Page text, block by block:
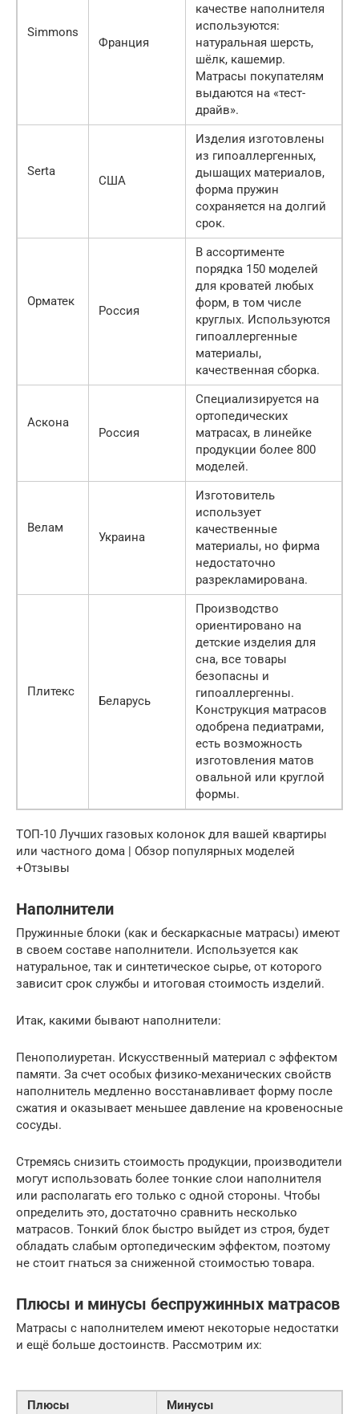
Simmons
Франция
качестве наполнителя
используются:
натуральная шерсть,
шёлк, кашемир.
Матрасы покупателям
выдаются на «тест-
драйв».
Serta
США
Изделия изготовлены
из гипоаллергенных,
дышащих материалов,
форма пружин
сохраняется на долгий
срок.
Орматек
Россия
В ассортименте
порядка 150 моделей
для кроватей любых
форм, в том числе
круглых. Используются
гипоаллергенные
материалы,
качественная сборка.
Аскона
Россия
Специализируется на
ортопедических
матрасах, в линейке
продукции более 800
моделей.
Велам
Украина
Изготовитель
использует
качественные
материалы, но фирма
недостаточно
разрекламирована.
Плитекс
Беларусь
Производство
ориентировано на
детские изделия для
сна, все товары
безопасны и
гипоаллергенны.
Конструкция матрасов
одобрена педиатрами,
есть возможность
изготовления матов
овальной или круглой
формы.
ТОП-10 Лучших газовых колонок для вашей квартиры
или частного дома | Обзор популярных моделей
+Отзывы
Наполнители
Пружинные блоки (как и бескаркасные матрасы) имеют
в своем составе наполнители. Используется как
натуральное, так и синтетическое сырье, от которого
зависит срок службы и итоговая стоимость изделий.
Итак, какими бывают наполнители:
Пенополиуретан. Искусственный материал с эффектом
памяти. За счет особых физико-механических свойств
наполнитель медленно восстанавливает форму после
сжатия и оказывает меньшее давление на кровеносные
сосуды.
Стремясь снизить стоимость продукции, производители
могут использовать более тонкие слои наполнителя
или располагать его только с одной стороны. Чтобы
определить это, достаточно сравнить несколько
матрасов. Тонкий блок быстро выйдет из строя, будет
обладать слабым ортопедическим эффектом, поэтому
не стоит гнаться за сниженной стоимостью товара.
Плюсы и минусы беспружинных матрасов
Матрасы с наполнителем имеют некоторые недостатки
и ещё больше достоинств. Рассмотрим их:
Плюсы
Минусы